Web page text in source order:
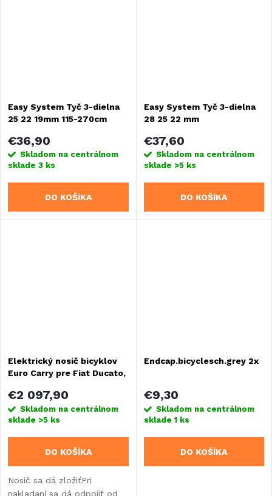
Easy System Tyč 3-dielna
25 22 19mm 115-270cm
€36,90
Skladom na centrálnom
sklade 3 ks
DO KOŠÍKA
Easy System Tyč 3-dielna
28 25 22 mm
€37,60
Skladom na centrálnom
sklade >5 ks
DO KOŠÍKA
Elektrický nosič bicyklov
Euro Carry pre Fiat Ducato,
Boxer od roku 2006
€2 097,90
Skladom na centrálnom
sklade >5 ks
DO KOŠÍKA
Nosič sa dá zložiťPri
nakladaní sa dá odpojiť od
Endcap.bicyclesch.grey 2x
€9,30
Skladom na centrálnom
sklade1 ks
DO KOŠÍKA